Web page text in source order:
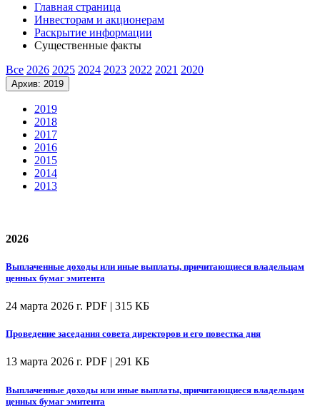
Главная страница
Инвесторам и акционерам
Раскрытие информации
Существенные факты
Все 2026 2025 2024 2023 2022 2021 2020
Архив: 2019
2019
2018
2017
2016
2015
2014
2013
2026
Выплаченные доходы или иные выплаты, причитающиеся владельцам
ценных бумаг эмитента
24 марта 2026 г. PDF | 315 КБ
Проведение заседания совета директоров и его повестка дня
13 марта 2026 г. PDF | 291 КБ
Выплаченные доходы или иные выплаты, причитающиеся владельцам
ценных бумаг эмитента